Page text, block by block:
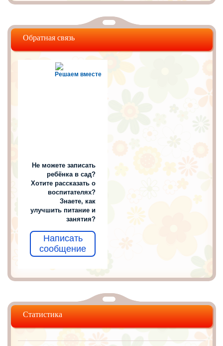
Обратная связь
Решаем вместе
Не можете записать
ребёнка в сад?
Хотите рассказать о
воспитателях?
Знаете, как
улучшить питание и
занятия?
Написать
сообщение
Статистика